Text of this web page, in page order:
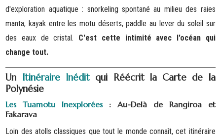
d'exploration aquatique : snorkeling spontané au milieu des raies
manta, kayak entre les motu déserts, paddle au lever du soleil sur
des eaux de cristal. C'est cette intimité avec l'océan qui
change tout.
Un Itinéraire Inéditqui Réécrit la Carte de la
Polynésie
Les Tuamotu Inexplorées: Au-Delà de Rangiroa et
Fakarava
Loin des atolls classiques que tout le monde connaît, cet itinéraire